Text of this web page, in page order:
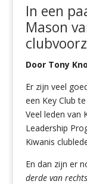
In een
Mason
Door Tony
Er zijn veel
een Key Club
Veel leden van
Leadership
Kiwanis
En dan zijn er
derde van